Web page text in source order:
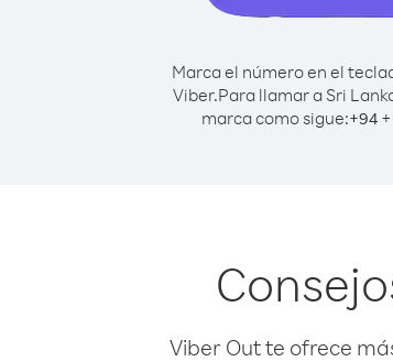
Marca el número en el
Viber.Para llamar a Sri
marca como sigue:+94 +
Viber Out te ofrece